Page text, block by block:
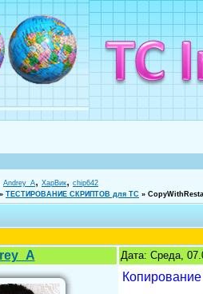
Andrey_A, ХарВик, chip642
» ТЕСТИРОВАНИЕ СКРИПТОВ для TC »
Дата: Среда,